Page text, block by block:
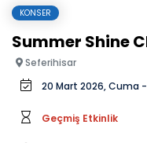
KONSER
Summer Shine
Seferihisar
20 Mart 2026, Cuma -
Geçmiş Etkinlik